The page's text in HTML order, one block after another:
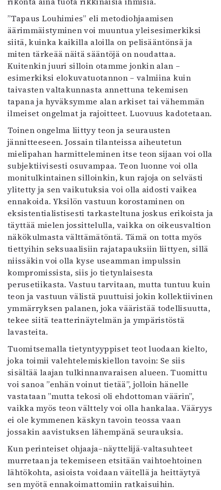
”Tapaus Louhimies” eli metodiohjaamisen
äärimmäistyminen voi muuntua yleisesimerkiksi
siitä, kuinka kaikilla aloilla on pelisääntönsä ja
miten tärkeää näitä sääntöjä on noudattaa.
Kuitenkin juuri silloin otamme jonkin alan –
esimerkiksi elokuvatuotannon – valmiina kuin
taivasten valtakunnasta annettuna tekemisen
tapana ja hyväksymme alan arkiset tai vähemmän
ilmeiset ongelmat ja rajoitteet. Luovuus kadotetaan.
Toinen ongelma liittyy teon ja seurausten
jännitteeseen. Jossain tilanteissa aiheutetun
mielipahan harmitteleminen itse teon sijaan voi olla
subjektiivisesti osuvampaa. Teon luonne voi olla
monitulkintainen silloinkin, kun rajoja on selvästi
ylitetty ja sen vaikutuksia voi olla aidosti vaikea
ennakoida. Yksilön vastuun korostaminen on
eksistentialistisesti tarkasteltuna joskus erikoista ja
täyttää mielen jossittelulla, vaikka on oikeusvaltion
näkökulmasta välttämätöntä. Tämä on totta myös
tiettyihin seksuaalisiin rajatapauksiin liittyen, sillä
niissäkin voi olla kyse useamman impulssin
kompromissista, siis jo tietynlaisesta
perusetiikasta. Vastuu tarvitaan, mutta tuntuu kuin
teon ja vastuun välistä puuttuisi jokin kollektiivinen
ymmärryksen palanen, joka vääristää todellisuutta,
tekee siitä teatterinäytelmän ja ympäristöstä
lavasteita.
Tuomitsemalla tietyntyyppiset teot luodaan kielto,
joka toimii valehtelemiskiellon tavoin: Se siis
sisältää laajan tulkinnanvaraisen alueen. Tuomittu
voi sanoa ”enhän voinut tietää”, jolloin hänelle
vastataan ”mutta tekosi oli ehdottoman väärin”,
vaikka myös teon välttely voi olla hankalaa. Vääryys
ei ole kymmenen käskyn tavoin teossa vaan
jossakin aavistuksen lähempänä seurauksia.
Kun perinteiset ohjaaja–näyttelijä-valtasuhteet
murretaan ja tekemiseen etsitään vaihtoehtoinen
lähtökohta, asioista voidaan väitellä ja heittäytyä
sen myötä ennakoimattomiin ratkaisuihin.